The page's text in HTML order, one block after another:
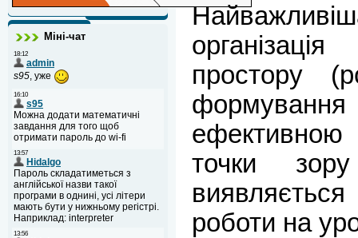
Міні-чат
простору
точки зору
роботи на